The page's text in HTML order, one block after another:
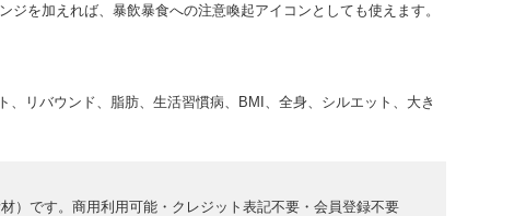
を加えれば、暴飲暴食への注意喚起アイコンとしても使えます。
リバウンド、脂肪、生活習慣病、BMI、全身、シルエット、大き
）です。商用利用可能・クレジット表記不要・会員登録不要